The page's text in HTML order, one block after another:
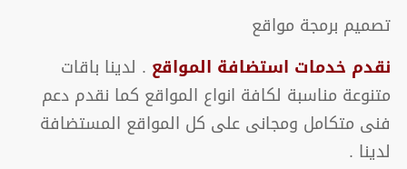
تصميم برمجة مواقع
نقدم خدمات استضافة المواقع . لدينا باقات
متنوعة مناسبة لكافة انواع المواقع كما نقدم دعم
فنى متكامل ومجانى على كل المواقع المستضافة
لدينا .